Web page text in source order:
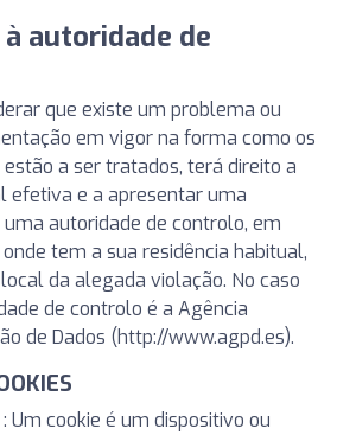
autoridade de
que existe um problema ou
em vigor na forma como os
a ser tratados, terá direito a
efetiva e a apresentar uma
autoridade de controlo, em
tem a sua residência habitual,
da alegada violação. No caso
de controlo é a Agência
de Dados (http://www.agpd.es).
: Um cookie é um dispositivo ou